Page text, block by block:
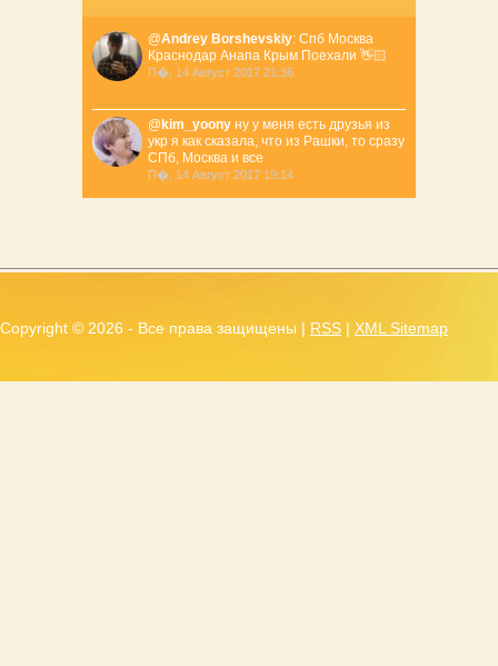
@Andrey Borshevskiy: Спб Москва
Краснодар Анапа Крым Поехали 👋🏻
П�, 14 Август 2017 21:36
@ kim_yoony ну у меня есть друзья из
укр я как сказала, что из Рашки, то сразу
СПб, Москва и все
П�, 14 Август 2017 19:14
Copyright © 2026 - Все права защищены | RSS | XML Sitemap